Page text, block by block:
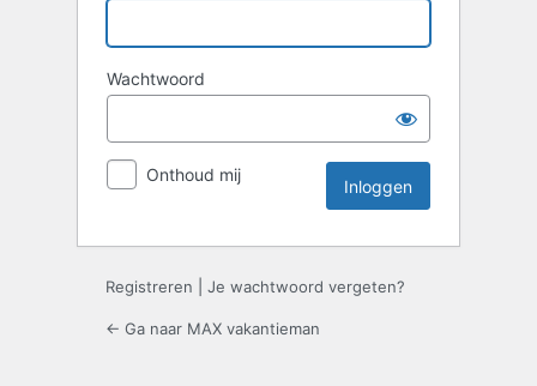
Wachtwoord
Onthoud mij
Registreren Je wachtwoord vergeten?
← Ga naar MAX vakantieman